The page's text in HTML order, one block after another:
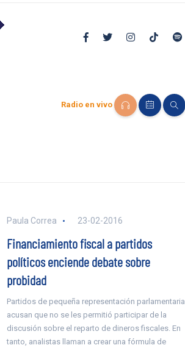
Radio en vivo
Paula Correa 23-02-2016
Financiamiento fiscal a partidos
políticos enciende debate sobre
probidad
Partidos de pequeña representación parlamentaria
acusan que no se les permitió participar de la
discusión sobre el reparto de dineros fiscales. En
tanto, analistas llaman a crear una fórmula de